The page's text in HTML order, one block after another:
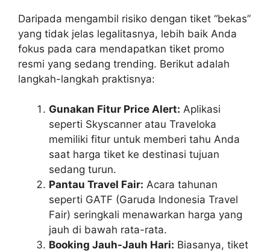
Daripada mengambil risiko dengan tiket “bekas”
yang tidak jelas legalitasnya, lebih baik Anda
fokus pada cara mendapatkan tiket promo
resmi yang sedang trending. Berikut adalah
langkah-langkah praktisnya:
Gunakan Fitur Price Alert: Aplikasi
seperti Skyscanner atau Traveloka
memiliki fitur untuk memberi tahu Anda
saat harga tiket ke destinasi tujuan
sedang turun.
Pantau Travel Fair: Acara tahunan
seperti GATF (Garuda Indonesia Travel
Fair) seringkali menawarkan harga yang
jauh di bawah rata-rata.
Booking Jauh-Jauh Hari: Biasanya, tiket